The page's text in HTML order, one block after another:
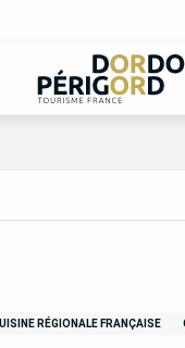
RÉGIONALE FRANÇAISE